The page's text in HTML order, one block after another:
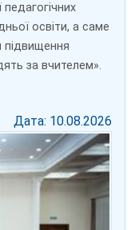
педагогічних
освіти, а саме
підвищення
за вчителем».
Дата: 10.08.2026